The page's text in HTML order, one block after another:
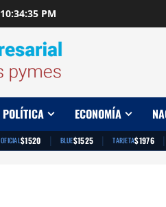
10:34:36 PM
POLÍTICA ECONOMÍA
OFICIAL$1520 | BLUE$1525 | TARJETA$1976 |